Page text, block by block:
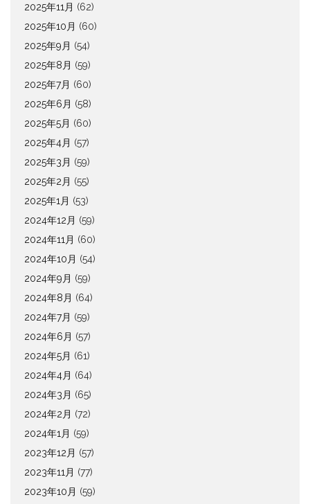
2025年11月 (62)
2025年10月 (60)
2025年9月 (54)
2025年8月 (59)
2025年7月 (60)
2025年6月 (58)
2025年5月 (60)
2025年4月 (57)
2025年3月 (59)
2025年2月 (55)
2025年1月 (53)
2024年12月 (59)
2024年11月 (60)
2024年10月 (54)
2024年9月 (59)
2024年8月 (64)
2024年7月 (59)
2024年6月 (57)
2024年5月 (61)
2024年4月 (64)
2024年3月 (65)
2024年2月 (72)
2024年1月 (59)
2023年12月 (57)
2023年11月 (77)
2023年10月 (59)